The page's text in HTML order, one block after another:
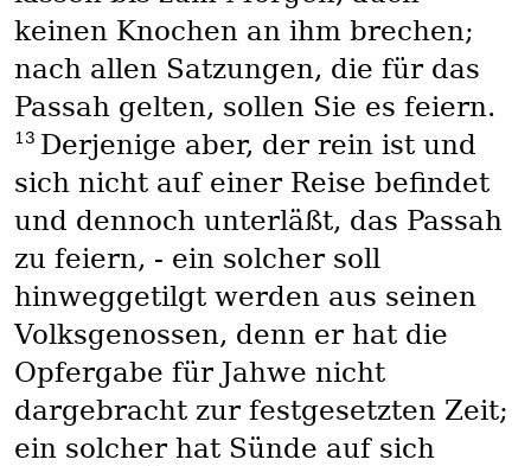
keinen Knochen an ihm brechen;
nach allen Satzungen, die für das
Passah gelten, sollen Sie es feiern.
13 Derjenige aber, der rein ist und
sich nicht auf einer Reise befindet
und dennoch unterläßt, das Passah
zu feiern, - ein solcher soll
hinweggetilgt werden aus seinen
Volksgenossen, denn er hat die
Opfergabe für Jahwe nicht
dargebracht zur festgesetzten Zeit;
ein solcher hat Sünde auf sich